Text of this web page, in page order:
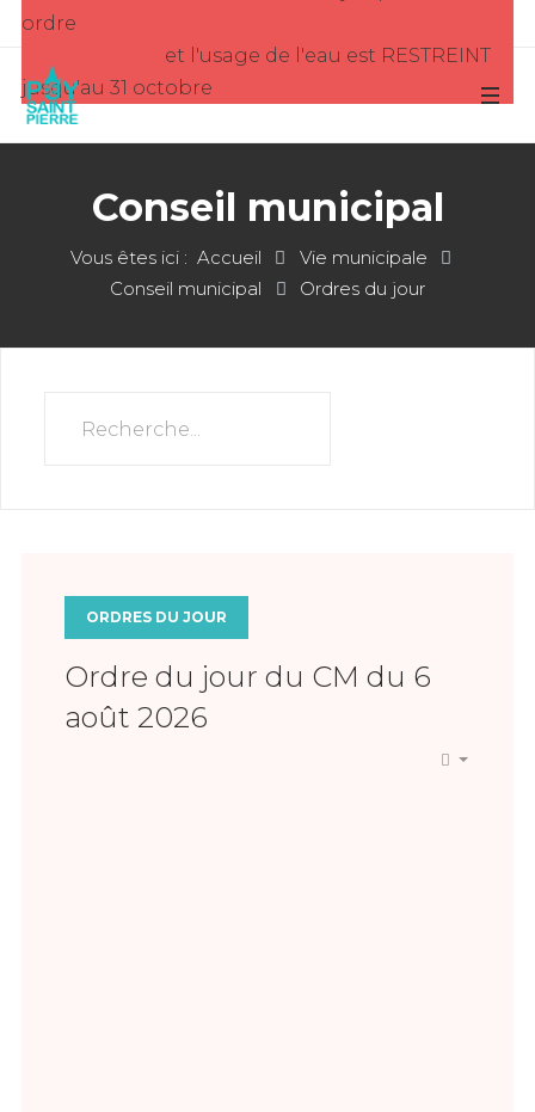
ordre
et l'usage de l'eau est RESTREINT
jusqu'au 31 octobre
Conseil municipal
Vous êtes ici : Accueil
Vie municipale
Conseil municipal
Ordres du jour
ORDRES DU JOUR
Ordre du jour du CM du 6
août 2026